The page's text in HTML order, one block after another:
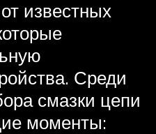
известных
Среди
смазки цепи
моменты: